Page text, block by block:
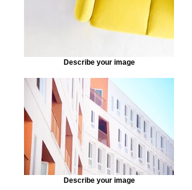
Describe your image
Describe your image